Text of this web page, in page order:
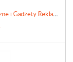
Agencja Reklamowa "Gadżet PL" I Studio Graficzne i Gadżety Reklamowe